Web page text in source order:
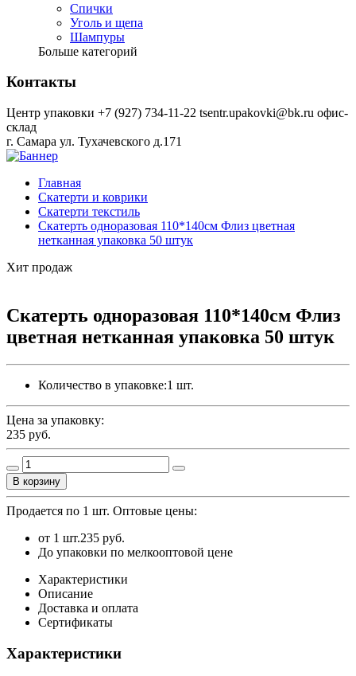
Спички
Уголь и щепа
Шампуры
Больше категорий
Контакты
Центр упаковки +7 (927) 734-11-22 tsentr.upakovki@bk.ru офис-
склад
г. Самара ул. Тухачевского д.171
Главная
Скатерти и коврики
Скатерти текстиль
Скатерть одноразовая 110*140см Флиз цветная
нетканная упаковка 50 штук
Хит продаж
Скатерть одноразовая 110*140см Флиз
цветная нетканная упаковка 50 штук
Количество в упаковке:1 шт.
Цена за упаковку:
235 руб.
В корзину
Продается по 1 шт. Оптовые цены:
от 1 шт.235 руб.
До упаковки по мелкооптовой цене
Характеристики
Описание
Доставка и оплата
Сертификаты
Характеристики